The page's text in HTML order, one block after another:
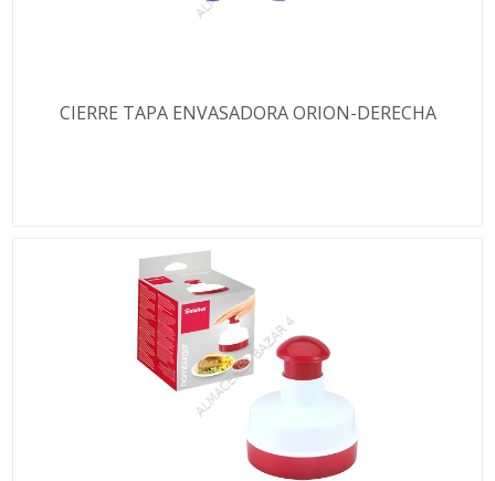
CIERRE TAPA ENVASADORA ORION-DERECHA